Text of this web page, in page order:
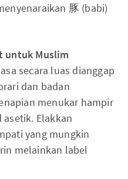
豚 (babi)
untuk Muslim
secara luas dianggap
dan badan
menukar hampir
Elakkan
yang mungkin
melainkan label